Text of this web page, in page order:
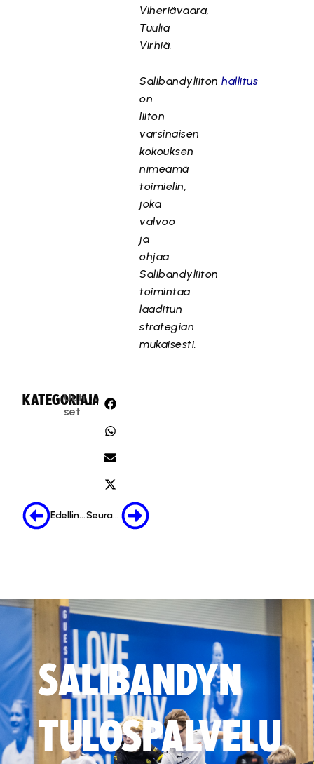
Viheriävaara,
Tuulia
Virhiä.
Salibandyliiton hallitus
on
liiton
varsinaisen
kokouksen
nimeämä
toimielin,
joka
valvoo
ja
ohjaa
Salibandyliiton
toimintaa
laaditun
strategian
mukaisesti.
KATEGORIA:
Uuti
set
JAA:
Edellinen Seuraava
SALIBANDYN
TULOSPALVELU